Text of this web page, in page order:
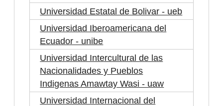
Universidad Estatal de Bolivar - ueb
Universidad Iberoamericana del
Ecuador - unibe
Universidad Intercultural de las
Nacionalidades y Pueblos
Indigenas Amawtay Wasi - uaw
Universidad Internacional del